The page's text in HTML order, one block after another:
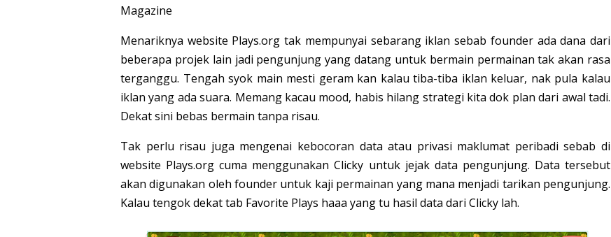
Magazine
Menariknya website Plays.org tak mempunyai sebarang iklan sebab founder ada dana dari
beberapa projek lain jadi pengunjung yang datang untuk bermain permainan tak akan rasa
terganggu. Tengah syok main mesti geram kan kalau tiba-tiba iklan keluar, nak pula kalau
iklan yang ada suara. Memang kacau mood, habis hilang strategi kita dok plan dari awal tadi.
Dekat sini bebas bermain tanpa risau.
Tak perlu risau juga mengenai kebocoran data atau privasi maklumat peribadi sebab di
website Plays.org cuma menggunakan Clicky untuk jejak data pengunjung. Data tersebut
akan digunakan oleh founder untuk kaji permainan yang mana menjadi tarikan pengunjung.
Kalau tengok dekat tab Favorite Plays haaa yang tu hasil data dari Clicky lah.